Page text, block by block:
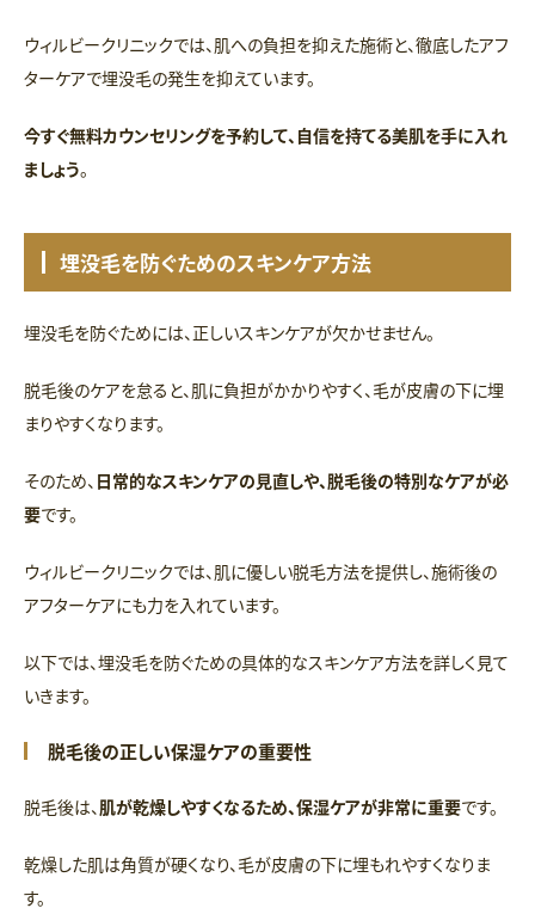
ウィルビークリニックでは、肌への負担を抑えた施術と、徹底したアフ
ターケアで埋没毛の発生を抑えています。
今すぐ無料カウンセリングを予約して、自信を持てる美肌を手に入れ
ましょう。
埋没毛を防ぐためのスキンケア方法
埋没毛を防ぐためには、正しいスキンケアが欠かせません。
脱毛後のケアを怠ると、肌に負担がかかりやすく、毛が皮膚の下に埋
まりやすくなります。
そのため、 日常的なスキンケアの見直しや、脱毛後の特別なケアが必
要です。
ウィルビークリニックでは、肌に優しい脱毛方法を提供し、施術後の
アフターケアにも力を入れています。
以下では、埋没毛を防ぐための具体的なスキンケア方法を詳しく見て
いきます。
脱毛後の正しい保湿ケアの重要性
脱毛後は、 肌が乾燥しやすくなるため、保湿ケアが非常に重要です。
乾燥した肌は角質が硬くなり、毛が皮膚の下に埋もれやすくなりま
す。